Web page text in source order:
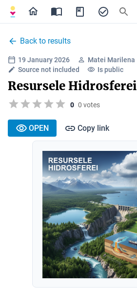
Back to results
19 January 2026
Matei Marilena
Source not included
Is public
Resursele Hidrosferei
0 0 votes
OPEN Copy link